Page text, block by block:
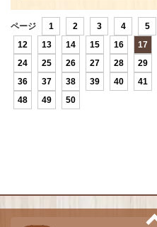
ページ 1 2 3 4 5
12
13 14 15 16 17
24
25 26 27 28 29
36
37 38 39 40 41
48
49 50